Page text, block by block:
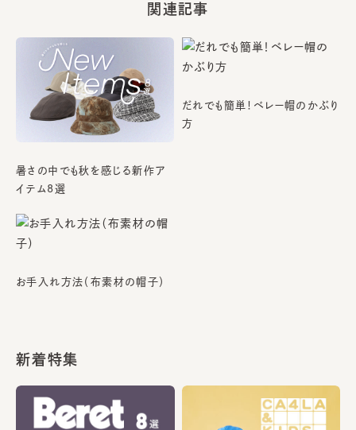
関連記事
暑さの中でも秋を感じる新作ア
イテム8選
だれでも簡単！ベレー帽のかぶり
方
お手入れ方法（布素材の帽子）
新着特集